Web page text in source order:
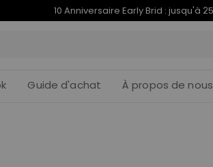
Guide d'achat À propos de nous